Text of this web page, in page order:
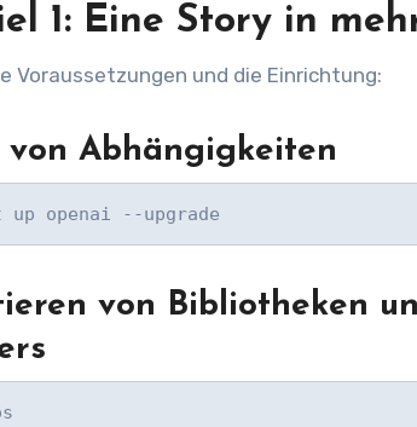
1: Eine Story in
Voraussetzungen und die Einrichtung:
von Abhängigkeiten
openai --upgrade
von Bibliotheken